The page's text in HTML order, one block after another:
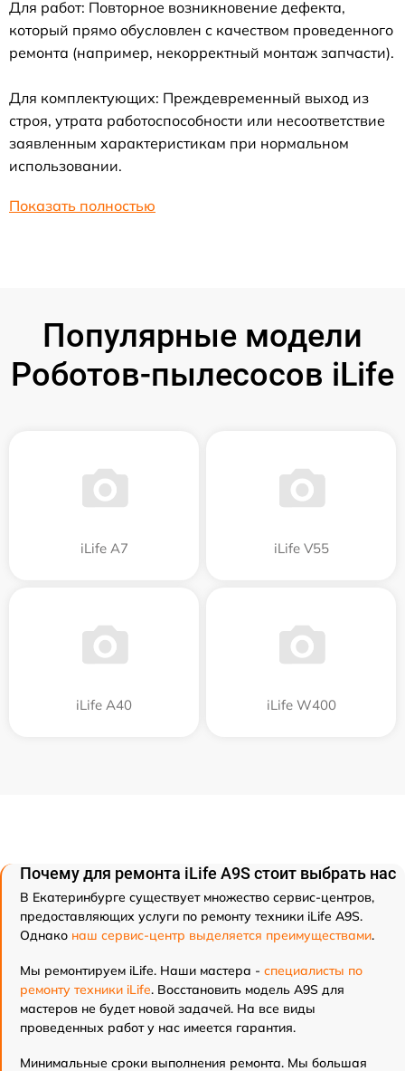
Для работ: Повторное возникновение дефекта,
который прямо обусловлен с качеством проведенного
ремонта (например, некорректный монтаж запчасти).
Для комплектующих: Преждевременный выход из
строя, утрата работоспособности или несоответствие
заявленным характеристикам при нормальном
использовании.
Показать полностью
Популярные модели
Роботов-пылесосов iLife
iLife A7 iLife V55
iLife A40 iLife W400
Почему для ремонта iLife A9S стоит выбрать нас
В Екатеринбурге существует множество сервис-центров,
предоставляющих услуги по ремонту техники iLife A9S.
Однако наш сервис-центр выделяется преимуществами.
Мы ремонтируем iLife. Наши мастера - специалисты по
ремонту техники iLife. Восстановить модель A9S для
мастеров не будет новой задачей. На все виды
проведенных работ у нас имеется гарантия.
Минимальные сроки выполнения ремонта. Мы большая